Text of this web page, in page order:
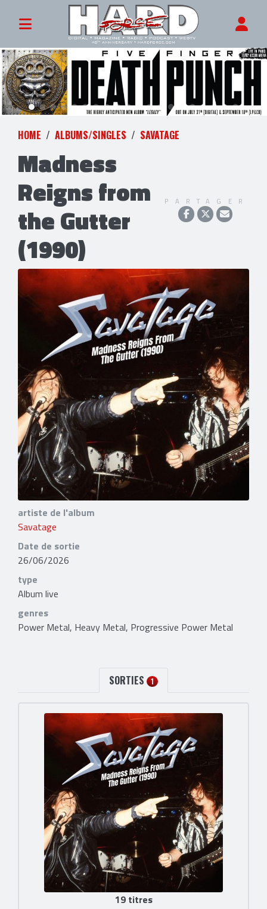
HOME ALBUMS/SINGLES SAVATAGE
Madness
Reigns from
the Gutter
(1990)
PARTAGER
artiste de l'album
Savatage
Date de sortie
26/06/2026
type
Album live
genres
Power Metal, Heavy Metal, Progressive Power Metal
SORTIES 1
19 titres